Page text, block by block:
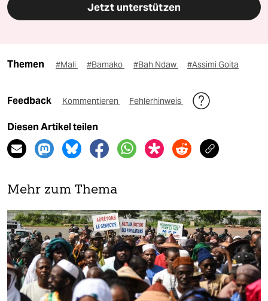
Jetzt unterstützen
Themen #Mali #Bamako #Bah Ndaw #Assimi Goita
Feedback Kommentieren Fehlerhinweis
Diesen Artikel teilen
Mehr zum Thema